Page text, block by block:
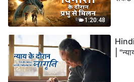
1:20:48
|